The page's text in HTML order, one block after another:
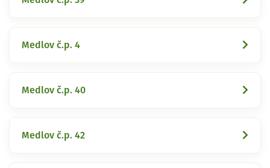
Medlov č.p. 4
Medlov č.p. 40
Medlov č.p. 42